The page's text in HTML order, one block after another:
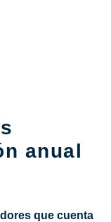
anual
que cuenta